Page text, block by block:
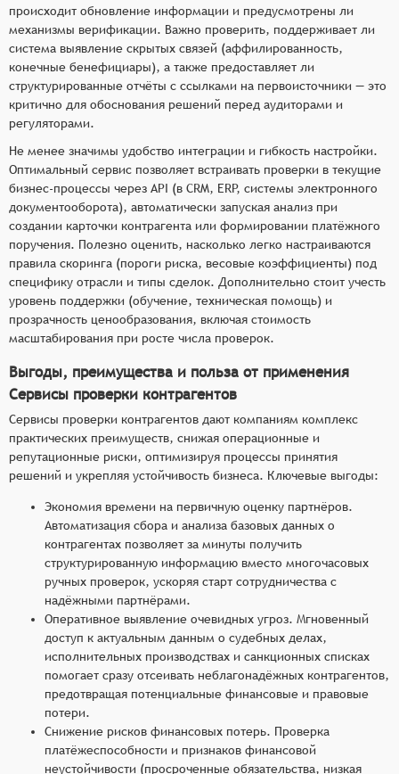
происходит обновление информации и предусмотрены ли
механизмы верификации. Важно проверить, поддерживает ли
система выявление скрытых связей (аффилированность,
конечные бенефициары), а также предоставляет ли
структурированные отчёты с ссылками на первоисточники — это
критично для обоснования решений перед аудиторами и
регуляторами.
Не менее значимы удобство интеграции и гибкость настройки.
Оптимальный сервис позволяет встраивать проверки в текущие
бизнес‑процессы через API (в CRM, ERP, системы электронного
документооборота), автоматически запуская анализ при
создании карточки контрагента или формировании платёжного
поручения. Полезно оценить, насколько легко настраиваются
правила скоринга (пороги риска, весовые коэффициенты) под
специфику отрасли и типы сделок. Дополнительно стоит учесть
уровень поддержки (обучение, техническая помощь) и
прозрачность ценообразования, включая стоимость
масштабирования при росте числа проверок.
Выгоды, преимущества и польза от применения
Сервисы проверки контрагентов
Сервисы проверки контрагентов дают компаниям комплекс
практических преимуществ, снижая операционные и
репутационные риски, оптимизируя процессы принятия
решений и укрепляя устойчивость бизнеса. Ключевые выгоды:
Экономия времени на первичную оценку партнёров.
Автоматизация сбора и анализа базовых данных о
контрагентах позволяет за минуты получить
структурированную информацию вместо многочасовых
ручных проверок, ускоряя старт сотрудничества с
надёжными партнёрами.
Оперативное выявление очевидных угроз. Мгновенный
доступ к актуальным данным о судебных делах,
исполнительных производствах и санкционных списках
помогает сразу отсеивать неблагонадёжных контрагентов,
предотвращая потенциальные финансовые и правовые
потери.
Снижение рисков финансовых потерь. Проверка
платёжеспособности и признаков финансовой
неустойчивости (просроченные обязательства, низкая